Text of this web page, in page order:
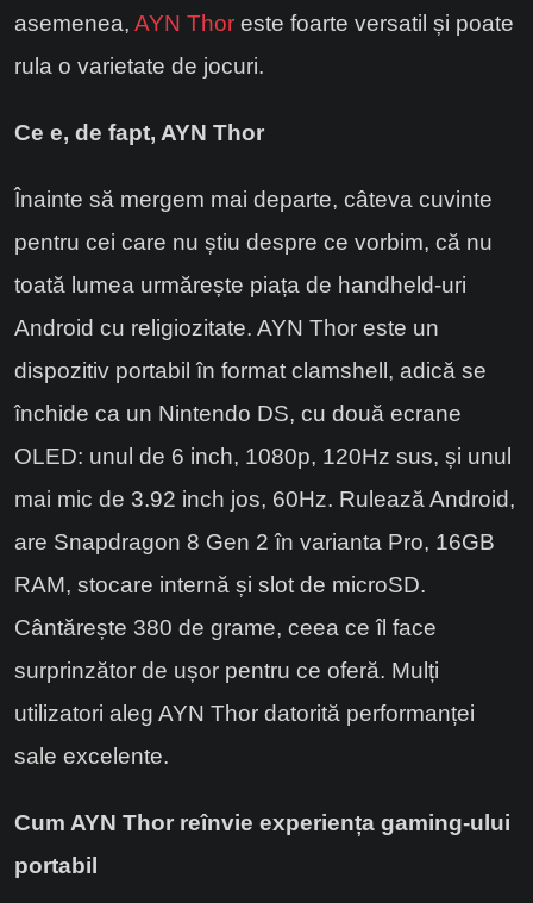
asemenea, AYN Thor este foarte versatil și poate
rula o varietate de jocuri.
Ce e, de fapt, AYN Thor
Înainte să mergem mai departe, câteva cuvinte
pentru cei care nu știu despre ce vorbim, că nu
toată lumea urmărește piața de handheld-uri
Android cu religiozitate. AYN Thor este un
dispozitiv portabil în format clamshell, adică se
închide ca un Nintendo DS, cu două ecrane
OLED: unul de 6 inch, 1080p, 120Hz sus, și unul
mai mic de 3.92 inch jos, 60Hz. Rulează Android,
are Snapdragon 8 Gen 2 în varianta Pro, 16GB
RAM, stocare internă și slot de microSD.
Cântărește 380 de grame, ceea ce îl face
surprinzător de ușor pentru ce oferă. Mulți
utilizatori aleg AYN Thor datorită performanței
sale excelente.
Cum AYN Thor reînvie experiența gaming-ului
portabil